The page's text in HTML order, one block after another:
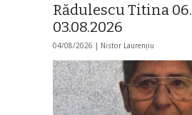
Rădulescu Titina
03.08.2026
04/08/2026 | Nistor Laurențiu